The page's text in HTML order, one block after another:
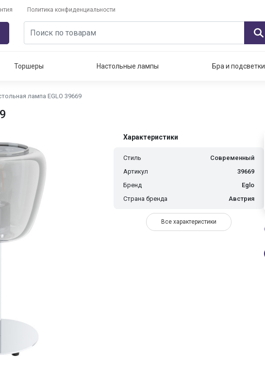
Политика конфиденциальности
Торшеры Настольные лампы Бра и подсветки
лампа EGLO 39669
Характеристики
Стиль
Современный
Артикул
39669
Бренд
Eglo
Страна бренда
Австрия
Все характеристики